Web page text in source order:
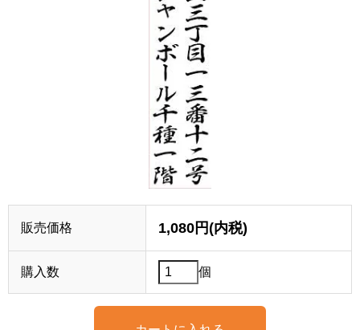
販売価格 1,080円(内税)
購入数 個